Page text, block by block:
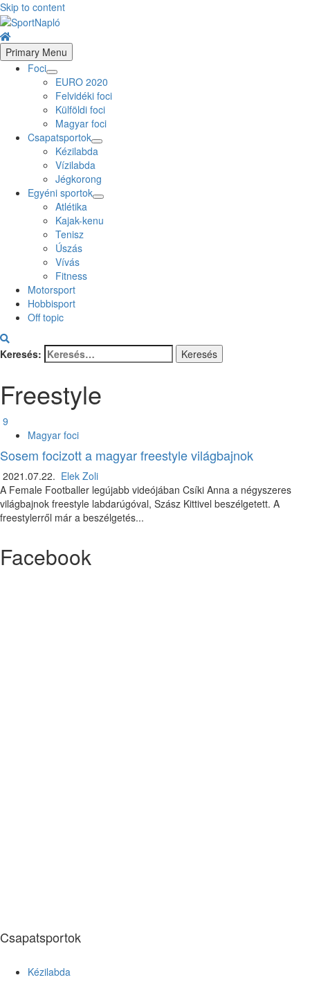
Skip to content
Primary Menu
Foci
EURO 2020
Felvidéki foci
Külföldi foci
Magyar foci
Csapatsportok
Kézilabda
Vízilabda
Jégkorong
Egyéni sportok
Atlétika
Kajak-kenu
Tenisz
Úszás
Vívás
Fitness
Motorsport
Hobbisport
Off topic
Keresés:
Freestyle
9
Magyar foci
Sosem focizott a magyar freestyle világbajnok
2021.07.22. Elek Zoli
A Female Footballer legújabb videójában Csíki Anna a négyszeres
világbajnok freestyle labdarúgóval, Szász Kittivel beszélgetett. A
freestylerről már a beszélgetés...
Facebook
Csapatsportok
Kézilabda